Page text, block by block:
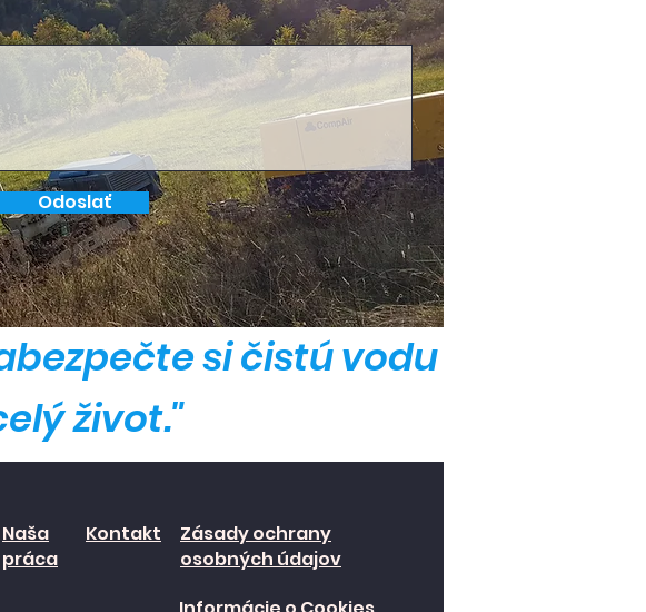
Odoslať
si čistú vodu
život."
Naša
práca
Kontakt
Zásady ochrany
osobných údajov